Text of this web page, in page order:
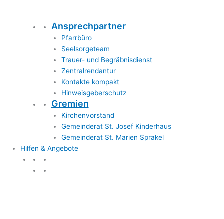
Ansprechpartner
Pfarrbüro
Seelsorgeteam
Trauer- und Begräbnisdienst
Zentralrendantur
Kontakte kompakt
Hinweisgeberschutz
Gremien
Kirchenvorstand
Gemeinderat St. Josef Kinderhaus
Gemeinderat St. Marien Sprakel
Hilfen & Angebote